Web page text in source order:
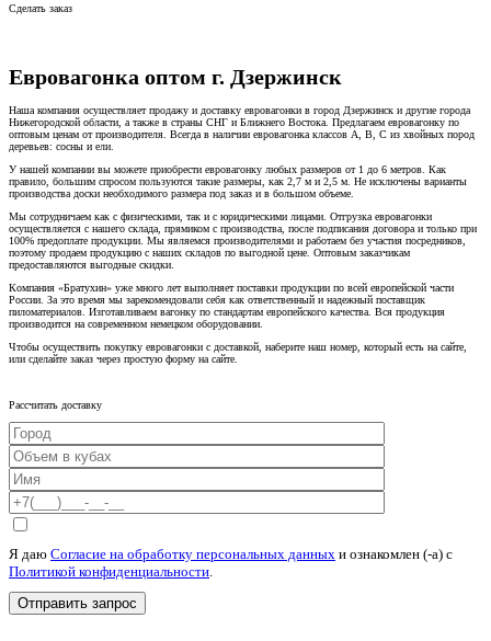
Сделать заказ
Евровагонка оптом г. Дзержинск
Наша компания осуществляет продажу и доставку евровагонки в город Дзержинск и другие города
Нижегородской области, а также в страны СНГ и Ближнего Востока. Предлагаем евровагонку по
оптовым ценам от производителя. Всегда в наличии евровагонка классов А, В, С из хвойных пород
деревьев: сосны и ели.
У нашей компании вы можете приобрести евровагонку любых размеров от 1 до 6 метров. Как
правило, большим спросом пользуются такие размеры, как 2,7 м и 2,5 м. Не исключены варианты
производства доски необходимого размера под заказ и в большом объеме.
Мы сотрудничаем как с физическими, так и с юридическими лицами. Отгрузка евровагонки
осуществляется с нашего склада, прямиком с производства, после подписания договора и только при
100% предоплате продукции. Мы являемся производителями и работаем без участия посредников,
поэтому продаем продукцию с наших складов по выгодной цене. Оптовым заказчикам
предоставляются выгодные скидки.
Компания «Братухин» уже много лет выполняет поставки продукции по всей европейской части
России. За это время мы зарекомендовали себя как ответственный и надежный поставщик
пиломатериалов. Изготавливаем вагонку по стандартам европейского качества. Вся продукция
производится на современном немецком оборудовании.
Чтобы осуществить покупку евровагонки с доставкой, наберите наш номер, который есть на сайте,
или сделайте заказ через простую форму на сайте.
Рассчитать доставку
Я даю Согласие на обработку персональных данных и ознакомлен (-а) c
Политикой конфиденциальности.